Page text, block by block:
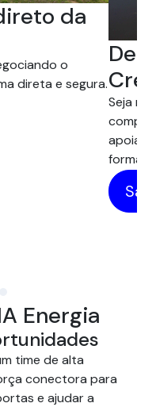
da
o
direta e segura.
Seja
apoiam
forma
Energia
time de alta
conectora para
e ajudar a